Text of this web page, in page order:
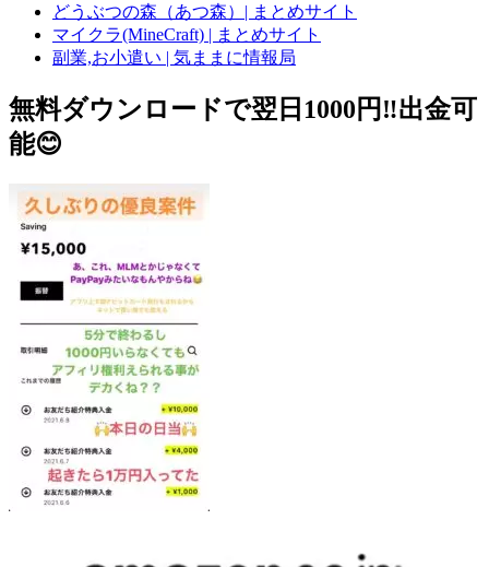
どうぶつの森（あつ森）| まとめサイト
マイクラ(MineCraft) | まとめサイト
副業,お小遣い | 気ままに情報局
無料ダウンロードで翌日1000円‼️出金可
能😊